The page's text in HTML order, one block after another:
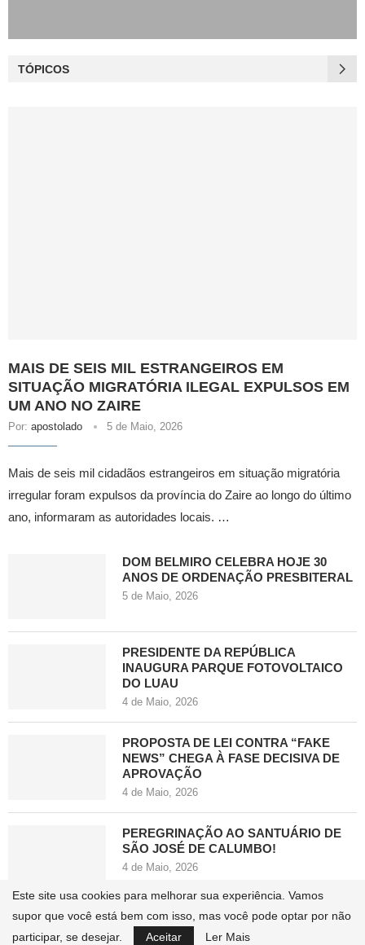
TÓPICOS
MAIS DE SEIS MIL ESTRANGEIROS EM
SITUAÇÃO MIGRATÓRIA ILEGAL EXPULSOS EM
UM ANO NO ZAIRE
Por: apostolado 5 de Maio, 2026
Mais de seis mil cidadãos estrangeiros em situação migratória
irregular foram expulsos da província do Zaire ao longo do último
ano, informaram as autoridades locais. …
DOM BELMIRO CELEBRA HOJE 30
ANOS DE ORDENAÇÃO PRESBITERAL
5 de Maio, 2026
PRESIDENTE DA REPÚBLICA
INAUGURA PARQUE FOTOVOLTAICO
DO LUAU
4 de Maio, 2026
PROPOSTA DE LEI CONTRA “FAKE
NEWS” CHEGA À FASE DECISIVA DE
APROVAÇÃO
4 de Maio, 2026
PEREGRINAÇÃO AO SANTUÁRIO DE
SÃO JOSÉ DE CALUMBO!
4 de Maio, 2026
MUNICÍPIO DO HOJI YA HENDA
ENFRENTA ONDA DE DELINQUÊNCIA E
Este site usa cookies para melhorar sua experiência. Vamos
supor que você está bem com isso, mas você pode optar por não
participar, se desejar.
Aceitar Ler Mais